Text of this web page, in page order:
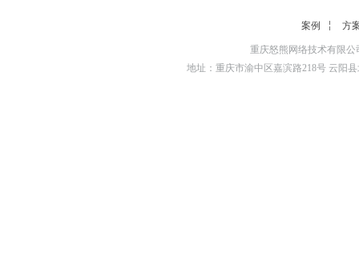
案例 方
重庆怒熊网络技术有限
地址：重庆市渝中区嘉滨路218号 云阳